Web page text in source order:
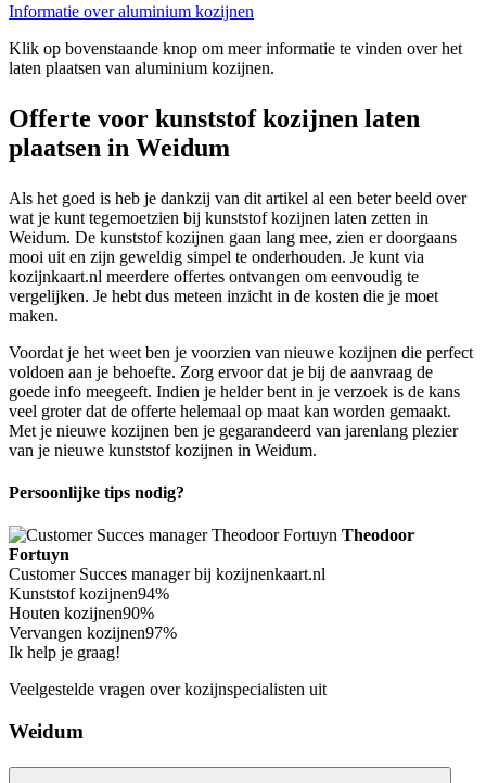
Informatie over aluminium kozijnen
Klik op bovenstaande knop om meer informatie te vinden over het
laten plaatsen van aluminium kozijnen.
Offerte voor kunststof kozijnen laten
plaatsen in Weidum
Als het goed is heb je dankzij van dit artikel al een beter beeld over
wat je kunt tegemoetzien bij kunststof kozijnen laten zetten in
Weidum. De kunststof kozijnen gaan lang mee, zien er doorgaans
mooi uit en zijn geweldig simpel te onderhouden. Je kunt via
kozijnkaart.nl meerdere offertes ontvangen om eenvoudig te
vergelijken. Je hebt dus meteen inzicht in de kosten die je moet
maken.
Voordat je het weet ben je voorzien van nieuwe kozijnen die perfect
voldoen aan je behoefte. Zorg ervoor dat je bij de aanvraag de
goede info meegeeft. Indien je helder bent in je verzoek is de kans
veel groter dat de offerte helemaal op maat kan worden gemaakt.
Met je nieuwe kozijnen ben je gegarandeerd van jarenlang plezier
van je nieuwe kunststof kozijnen in Weidum.
Persoonlijke tips nodig?
Theodoor
Fortuyn
Customer Succes manager bij kozijnenkaart.nl
Kunststof kozijnen94%
Houten kozijnen90%
Vervangen kozijnen97%
Ik help je graag!
Veelgestelde vragen over kozijnspecialisten uit
Weidum